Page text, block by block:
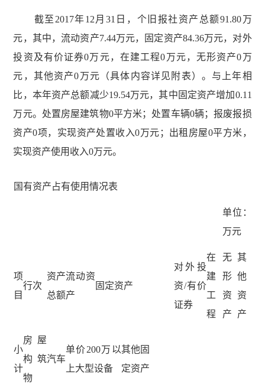
截至2017年12月31日，个旧报社资产总额91.80万
元，其中，流动资产7.44万元，固定资产84.36万元，对外
投资及有价证券0万元，在建工程0万元，无形资产0万
元，其他资产0万元（具体内容详见附表）。与上年相
比，本年资产总额减少19.54万元，其中固定资产增加0.11
万元。处置房屋建筑物0平方米；处置车辆0辆；报废报损
资产0项，实现资产处置收入0万元；出租房屋0平方米，
实现资产使用收入0万元。
国有资产占有使用情况表
单位：
万元
项
目
行次
资产
总额
流动资
产
固定资产
对外投
资/有价
证券
在
建
工
程
无
形
资
产
其
他
资
产
小
计
房屋
构筑
物
汽车
单价200万以
上大型设备
其他固
定资产